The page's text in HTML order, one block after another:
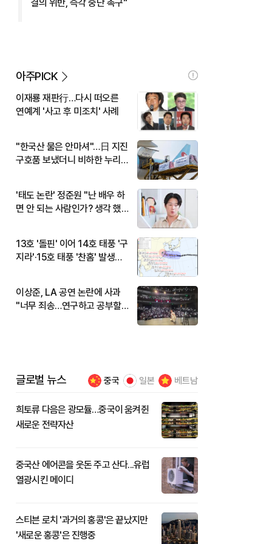
결의 위반, 즉각 중단 촉구"
아주PICK
이재룡 재판行…다시 떠오른
연예계 '사고 후 미조치' 사례
"한국산 물은 안마셔"…日 지진
구호품 보냈더니 비하한 누리
'태도 논란' 정준원 "난 배우 하
면 안 되는 사람인가? 생각 했
13호 '돌핀' 이어 14호 태풍 '구
지라'·15호 태풍 '찬홈' 발생…
이상준, LA 공연 논란에 사과
"너무 죄송…연구하고 공부할
글로벌 뉴스 중국 일본 베트남
희토류 다음은 광모듈…중국이 움켜쥔
새로운 전략자산
중국산 에어콘을 웃돈 주고 산다...유럽
열광시킨 메이디
스티븐 로치 '과거의 홍콩'은 끝났지만
'새로운 홍콩'은 진행중